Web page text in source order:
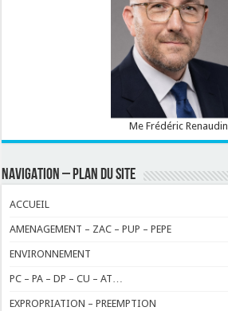
Me Frédéric Renaudin
NAVIGATION – PLAN DU SITE
ACCUEIL
AMENAGEMENT – ZAC – PUP – PEPE
ENVIRONNEMENT
PC – PA – DP – CU – AT…
EXPROPRIATION – PREEMPTION